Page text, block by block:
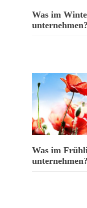
Was im
Was im
unternehmen?